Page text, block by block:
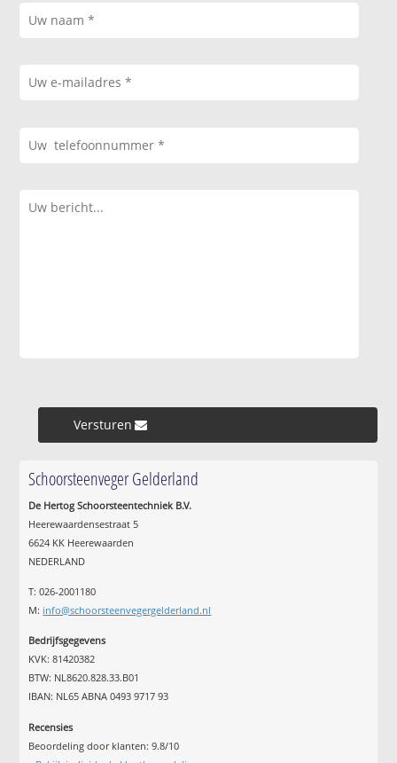
Versturen »
Schoorsteenveger Gelderland
De Hertog Schoorsteentechniek B.V.
Heerewaardensestraat 5
6624 KK Heerewaarden
NEDERLAND
T: 026-2001180
M: info@schoorsteenvegergelderland.nl
Bedrijfsgegevens
KVK: 81420382
BTW: NL8620.828.33.B01
IBAN: NL65 ABNA 0493 9717 93
Recensies
Beoordeling door klanten:9.8/10